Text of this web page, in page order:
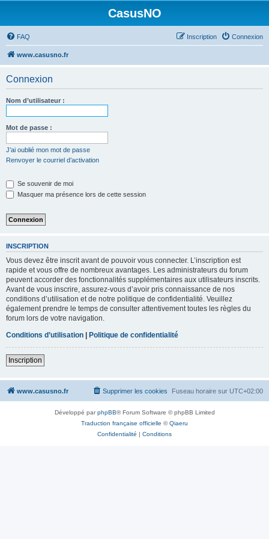
CasusNO
FAQ Connexion
Inscription
www.casusno.fr
Connexion
Nom d’utilisateur :
Mot de passe :
J’ai oublié mon mot de passe
Renvoyer le courriel d’activation
Se souvenir de moi
Masquer ma présence lors de cette session
INSCRIPTION
Vous devez être inscrit avant de pouvoir vous connecter. L’inscription est
rapide et vous offre de nombreux avantages. Les administrateurs du forum
peuvent accorder des fonctionnalités supplémentaires aux utilisateurs inscrits.
Avant de vous inscrire, assurez-vous d’avoir pris connaissance de nos
conditions d’utilisation et de notre politique de confidentialité. Veuillez
également prendre le temps de consulter attentivement toutes les règles du
forum lors de votre navigation.
Conditions d’utilisation | Politique de confidentialité
Inscription
www.casusno.fr Fuseau horaire sur UTC+02:00
Supprimer les cookies
Développé parphpBB® Forum Software © phpBB Limited
Traduction française officielle ©Qiaeru
Confidentialité | Conditions